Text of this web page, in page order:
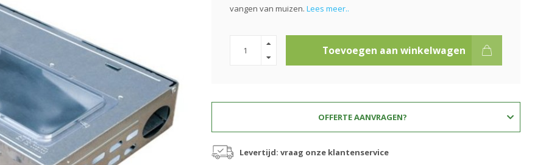
vangen van muizen. Lees meer..
Toevoegen aan winkelwagen
OFFERTE AANVRAGEN?
Levertijd: vraag onze klantenservice